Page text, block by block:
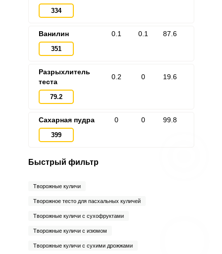
334
Ванилин
351
0.1 0.1 87.6
Разрыхлитель
теста
79.2
0.2 0 19.6
Сахарная пудра
399
0 0 99.8
Быстрый фильтр
Творожные куличи
Творожное тесто для пасхальных куличей
Творожные куличи с сухофруктами
Творожные куличи с изюмом
Творожные куличи с сухими дрожжами